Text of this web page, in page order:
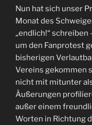
Nun hat sich unser
Monat des
„endlich!“ schreiben
um den Fanprotest
bisherigen
Vereins gekommen
nicht mit mitunter
Äußerungen
außer einem
Worten in Richtung